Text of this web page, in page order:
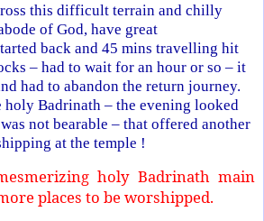
this difficult terrain and chilly
of God, have great
back and 45 mins travelling hit
– had to wait for an hour or so – it
had to abandon the return journey.
holy Badrinath – the evening looked
not bearable – that offered another
at the temple !
holy Badrinath main
places to be worshipped.